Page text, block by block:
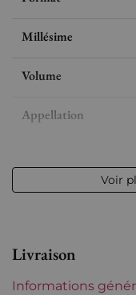
Millésime
Volume
Appellation
Etiquette
Voir
Livraison
Informations